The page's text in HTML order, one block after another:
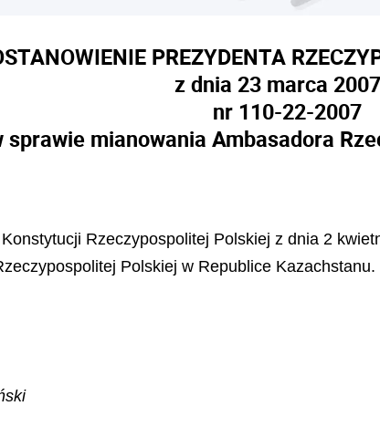
PREZYDENTA
z dnia 23 marca
nr 110-22-2007
sprawie mianowania Ambasadora
Rzeczypospolitej Polskiej z dnia 2
Polskiej w Republice Kazachstanu.